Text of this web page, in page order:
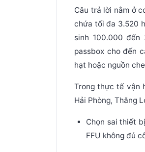
Câu trả lời nằm ở
chứa tối đa 3.520
sinh 100.000 đến
passbox cho đến
hạt hoặc nguồn
Trong thực tế vận
Hải Phòng, Thăng
Chọn sai thiết bị
FFU không đủ